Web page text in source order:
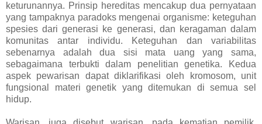
keturunannya. Prinsip hereditas mencakup dua pernyataan
yang tampaknya paradoks mengenai organisme: keteguhan
spesies dari generasi ke generasi, dan keragaman dalam
komunitas antar individu. Keteguhan dan variabilitas
sebenarnya adalah dua sisi mata uang yang sama,
sebagaimana terbukti dalam penelitian genetika. Kedua
aspek pewarisan dapat diklarifikasi oleh kromosom, unit
fungsional materi genetik yang ditemukan di semua sel
hidup.